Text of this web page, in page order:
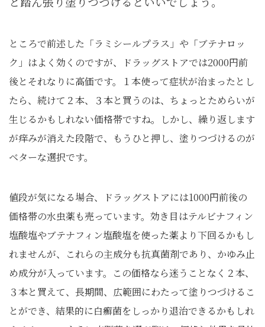
ところで前述した「ラミシールプラス」や「ブテナロッ
ク」はよく効くのですが、ドラッグストアでは2000円前
後とそれなりに高価です。１本使って症状が治まったとし
たら、続けて２本、３本と買うのは、ちょっとためらいが
生じるかもしれない価格帯ですね。しかし、繰り返します
が痒みが消えた段階で、もうひと押し、塗りつづけるのが
ベターな選択です。
値段が気になる場合、ドラッグストアには1000円前後の
価格帯の水虫薬も売っています。効き目はテルビナフィン
塩酸塩やブテナフィン塩酸塩を使った薬より下回るかもし
れませんが、これらの主成分も抗真菌剤であり、かゆみ止
め成分が入っています。この価格なら迷うことなく２本、
３本と買えて、長期間、広範囲にわたって塗りつづけるこ
とができ、結果的に白癬菌をしっかり退治できるかもしれ